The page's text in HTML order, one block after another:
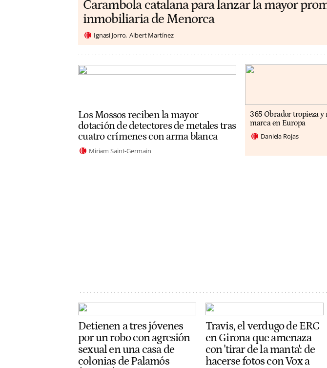
Carambola catalana para lanzar la mayor
inmobiliaria de Menorca
Ignasi Jorro Albert Martínez
Los Mossos reciben la mayor
dotación de detectores de metales tras
cuatro crímenes con arma blanca
Miriam Saint-Germain
365 Obrador tropieza y
marca en Europa
Daniela Rojas
Detienen a tres jóvenes
por un robo con agresión
sexual en una casa de
colonias de Palamós
Travis, el verdugo de ERC
en Girona que amenaza
con 'tirar de la manta': de
hacerse fotos con Vox a